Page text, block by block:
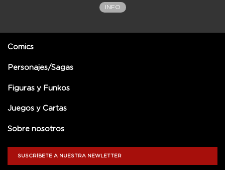
INFO
Comics
Personajes/Sagas
Figuras y Funkos
Juegos y Cartas
Sobre nosotros
SUSCRÍBETE A NUESTRA NEWLETTER